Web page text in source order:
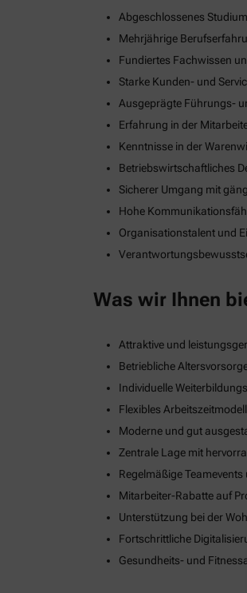
Abgeschlossenes
Mehrjährige
Fundiertes Fachwissen
Starke Kunden- und
Ausgeprägte Führungs-
Erfahrung in der
Kenntnisse in der
Betriebswirtschaftliches
Sicherer Umgang mit
Hohe
Organisationstalent und
Was wir Ihnen
Attraktive und
Betriebliche
Individuelle
Flexibles
Moderne und gut
Zentrale Lage mit
Regelmäßige
Mitarbeiter-Rabatte auf
Unterstützung bei der
Fortschrittliche
Gesundheits- und